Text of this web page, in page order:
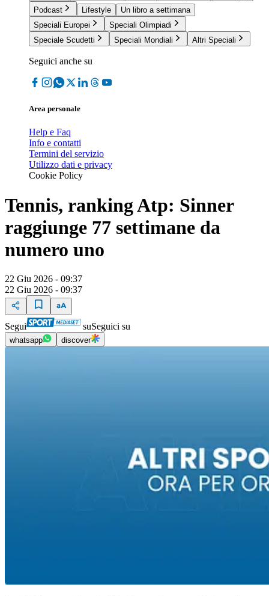
Podcast
Lifestyle
Un libro a settimana
Speciali Europei
Speciali Olimpiadi
Speciale Scudetti
Speciali Mondiali Altri Speciali
Seguici anche su
Area personale
Help e Faq
Info e contatti
Termini del servizio
Utilizzo dati e privacy
Cookie Policy
Tennis, ranking Atp: Sinner
raggiunge 77 settimane da
numero uno
22 Giu 2026 - 09:37
22 Giu 2026 - 09:37
Segui suSeguici su
whatsapp discover